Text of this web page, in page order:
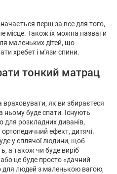
перш за все для того,
місце. Також їх можна назвати
маленьких дітей, що
хребет і м'язи спини.
тонкий матрац
як ви збираєтеся
ньому буде спати. Існують
для розкладних диванів,
ефект, дитячі.
у сплячої людини, щоб
а також чи буде виріб
це буде просто «дачний
для людей з маленькою вагою,